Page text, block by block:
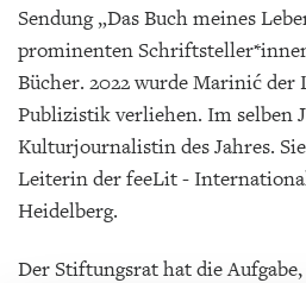
Sendung „Das Buch meines
prominenten
Bücher. 2022 wurde Marinić
Publizistik verliehen. Im selben
Kulturjournalistin des Jahres.
Leiterin der feeLit -
Heidelberg.
Der Stiftungsrat hat die